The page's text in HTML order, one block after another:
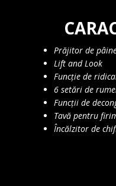
Prăjitor de
Lift and Look
Funcție de
6 setări de
Funcții de
Tavă pentru
Încălzitor de